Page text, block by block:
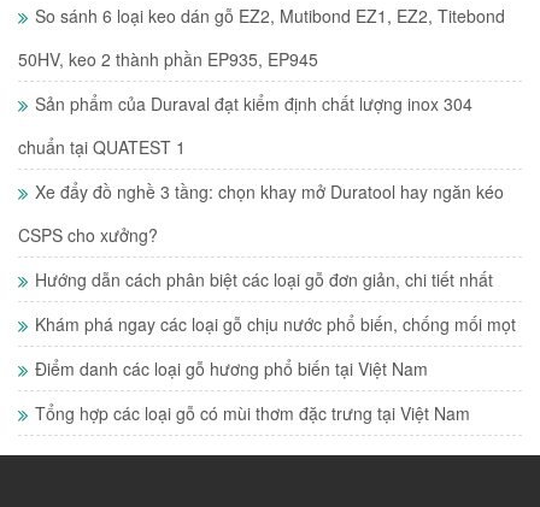
So sánh 6 loại keo dán gỗ EZ2, Mutibond EZ1, EZ2, Titebond
50HV, keo 2 thành phần EP935, EP945
Sản phẩm của Duraval đạt kiểm định chất lượng inox 304
chuẩn tại QUATEST 1
Xe đẩy đồ nghề 3 tầng: chọn khay mở Duratool hay ngăn kéo
CSPS cho xưởng?
Hướng dẫn cách phân biệt các loại gỗ đơn giản, chi tiết nhất
Khám phá ngay các loại gỗ chịu nước phổ biến, chống mối mọt
Điểm danh các loại gỗ hương phổ biến tại Việt Nam
Tổng hợp các loại gỗ có mùi thơm đặc trưng tại Việt Nam